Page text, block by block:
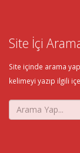
Site İçi
Site içinde arama
kelimeyi yazıp ilgili